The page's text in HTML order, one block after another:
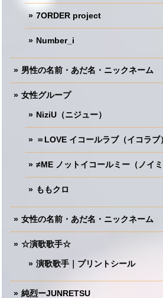
7ORDER project
Number_i
男性の名前・あだ名・ニックネーム
女性グループ
NiziU（ニジュー）
＝LOVE イコールラブ（イコラブ）
≠ME ノットイコールミー（ノイミ
ももクロ
女性の名前・あだ名・ニックネーム
☆演歌歌手☆
演歌歌手｜プリントシール
純烈ーJUNRETSU